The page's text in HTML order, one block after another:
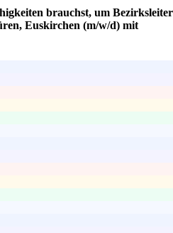
brauchst, um Bezirksleiter
Euskirchen (m/w/d) mit